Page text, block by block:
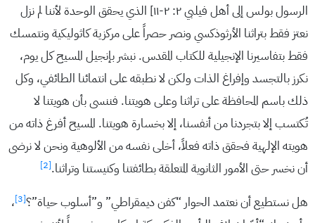
الرسول بولس إلى أهل فيلبي ٢: ٢-١١] الذي يحقق الوحدة لأننا لم نزل
نعتز فقط بتراثنا الأرثوذكسي ونصر حصراً على مركزية كاثوليكية ونتمسك
فقط بتفاسيرنا الإنجيلية للكتاب المقدس. نبشر بإنجيل المسيح كل يوم،
نكرز بالتجسد وإفراغ الذات ولكن لا نطبقه على انتمائنا الطائفي، وكل
ذلك باسم المحافظة على تراثنا وعلى هويتنا. فننسى بأن هويتنا لا
تُكتسب إلا بتجردنا من أنفسنا، إلا بخسارة هويتنا. المسيح أفرغ ذاته من
هويته الإلهية فحقق ذاته فعلاً، أخلى نفسه من الألوهية ونحن لا نرضى
أن نخسر حتى الأمور الثانوية المتعلقة بطائفتنا وكنيستنا وتراثنا.[2]
هل نستطيع أن نعتمد الحوار “كفن ديمقراطي” و”أسلوب حياة”؟[3]
،